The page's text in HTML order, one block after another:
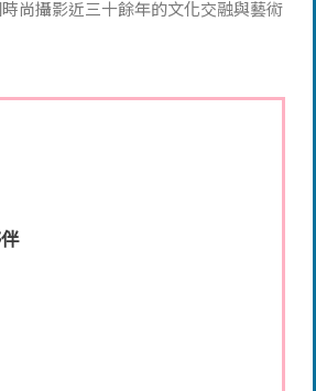
尚攝影近三十餘年的文化交融與藝術